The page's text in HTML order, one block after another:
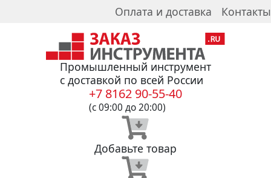
Оплата и доставка Контакты
Промышленный инструмент
с доставкой по всей России
+7 8162 90-55-40
(с 09:00 до 20:00)
Добавьте товар